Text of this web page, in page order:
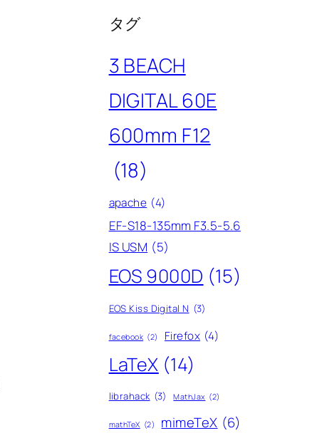
タグ
3 BEACH
DIGITAL 60E
600mm F12
(18)
apache (4)
EF-S18-135mm F3.5-5.6
IS USM (5)
EOS 9000D (15)
EOS Kiss Digital N (3)
facebook (2) Firefox (4)
LaTeX (14)
librahack (3) MathJax (2)
mathTeX (2) mimeTeX (6)